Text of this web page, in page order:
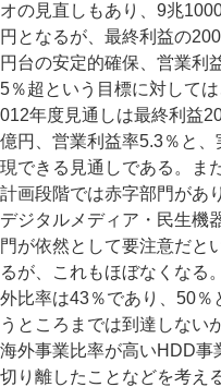
オの見直しもあり、9兆
円となるが、最終利益の
円台の安定的確保、営業利
5％超という目標に対して
012年度見通しは最終利益
億円、営業利益率5.3％と、
現できる見通しである。また
計画段階では赤字部門があり
デジタルメディア・民生機
門が依然として要注意だと
るが、これもほぼなくなる
外比率は43％であり、50％
うところまでは到達しないが
海外事業比率が高いHDD事
切り離したことなどを考え